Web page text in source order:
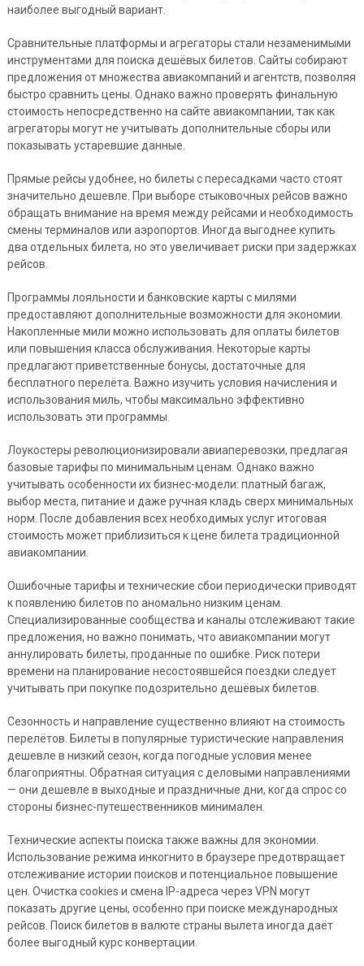
наиболее выгодный вариант.
Сравнительные платформы и агрегаторы стали незаменимыми
инструментами для поиска дешёвых билетов. Сайты собирают
предложения от множества авиакомпаний и агентств, позволяя
быстро сравнить цены. Однако важно проверять финальную
стоимость непосредственно на сайте авиакомпании, так как
агрегаторы могут не учитывать дополнительные сборы или
показывать устаревшие данные.
Прямые рейсы удобнее, но билеты с пересадками часто стоят
значительно дешевле. При выборе стыковочных рейсов важно
обращать внимание на время между рейсами и необходимость
смены терминалов или аэропортов. Иногда выгоднее купить
два отдельных билета, но это увеличивает риски при задержках
рейсов.
Программы лояльности и банковские карты с милями
предоставляют дополнительные возможности для экономии.
Накопленные мили можно использовать для оплаты билетов
или повышения класса обслуживания. Некоторые карты
предлагают приветственные бонусы, достаточные для
бесплатного перелёта. Важно изучить условия начисления и
использования миль, чтобы максимально эффективно
использовать эти программы.
Лоукостеры революционизировали авиаперевозки, предлагая
базовые тарифы по минимальным ценам. Однако важно
учитывать особенности их бизнес-модели: платный багаж,
выбор места, питание и даже ручная кладь сверх минимальных
норм. После добавления всех необходимых услуг итоговая
стоимость может приблизиться к цене билета традиционной
авиакомпании.
Ошибочные тарифы и технические сбои периодически приводят
к появлению билетов по аномально низким ценам.
Специализированные сообщества и каналы отслеживают такие
предложения, но важно понимать, что авиакомпании могут
аннулировать билеты, проданные по ошибке. Риск потери
времени на планирование несостоявшейся поездки следует
учитывать при покупке подозрительно дешёвых билетов.
Сезонность и направление существенно влияют на стоимость
перелётов. Билеты в популярные туристические направления
дешевле в низкий сезон, когда погодные условия менее
благоприятны. Обратная ситуация с деловыми направлениями
— они дешевле в выходные и праздничные дни, когда спрос со
стороны бизнес-путешественников минимален.
Технические аспекты поиска также важны для экономии.
Использование режима инкогнито в браузере предотвращает
отслеживание истории поисков и потенциальное повышение
цен. Очистка cookies и смена IP-адреса через VPN могут
показать другие цены, особенно при поиске международных
рейсов. Поиск билетов в валюте страны вылета иногда даёт
более выгодный курс конвертации.